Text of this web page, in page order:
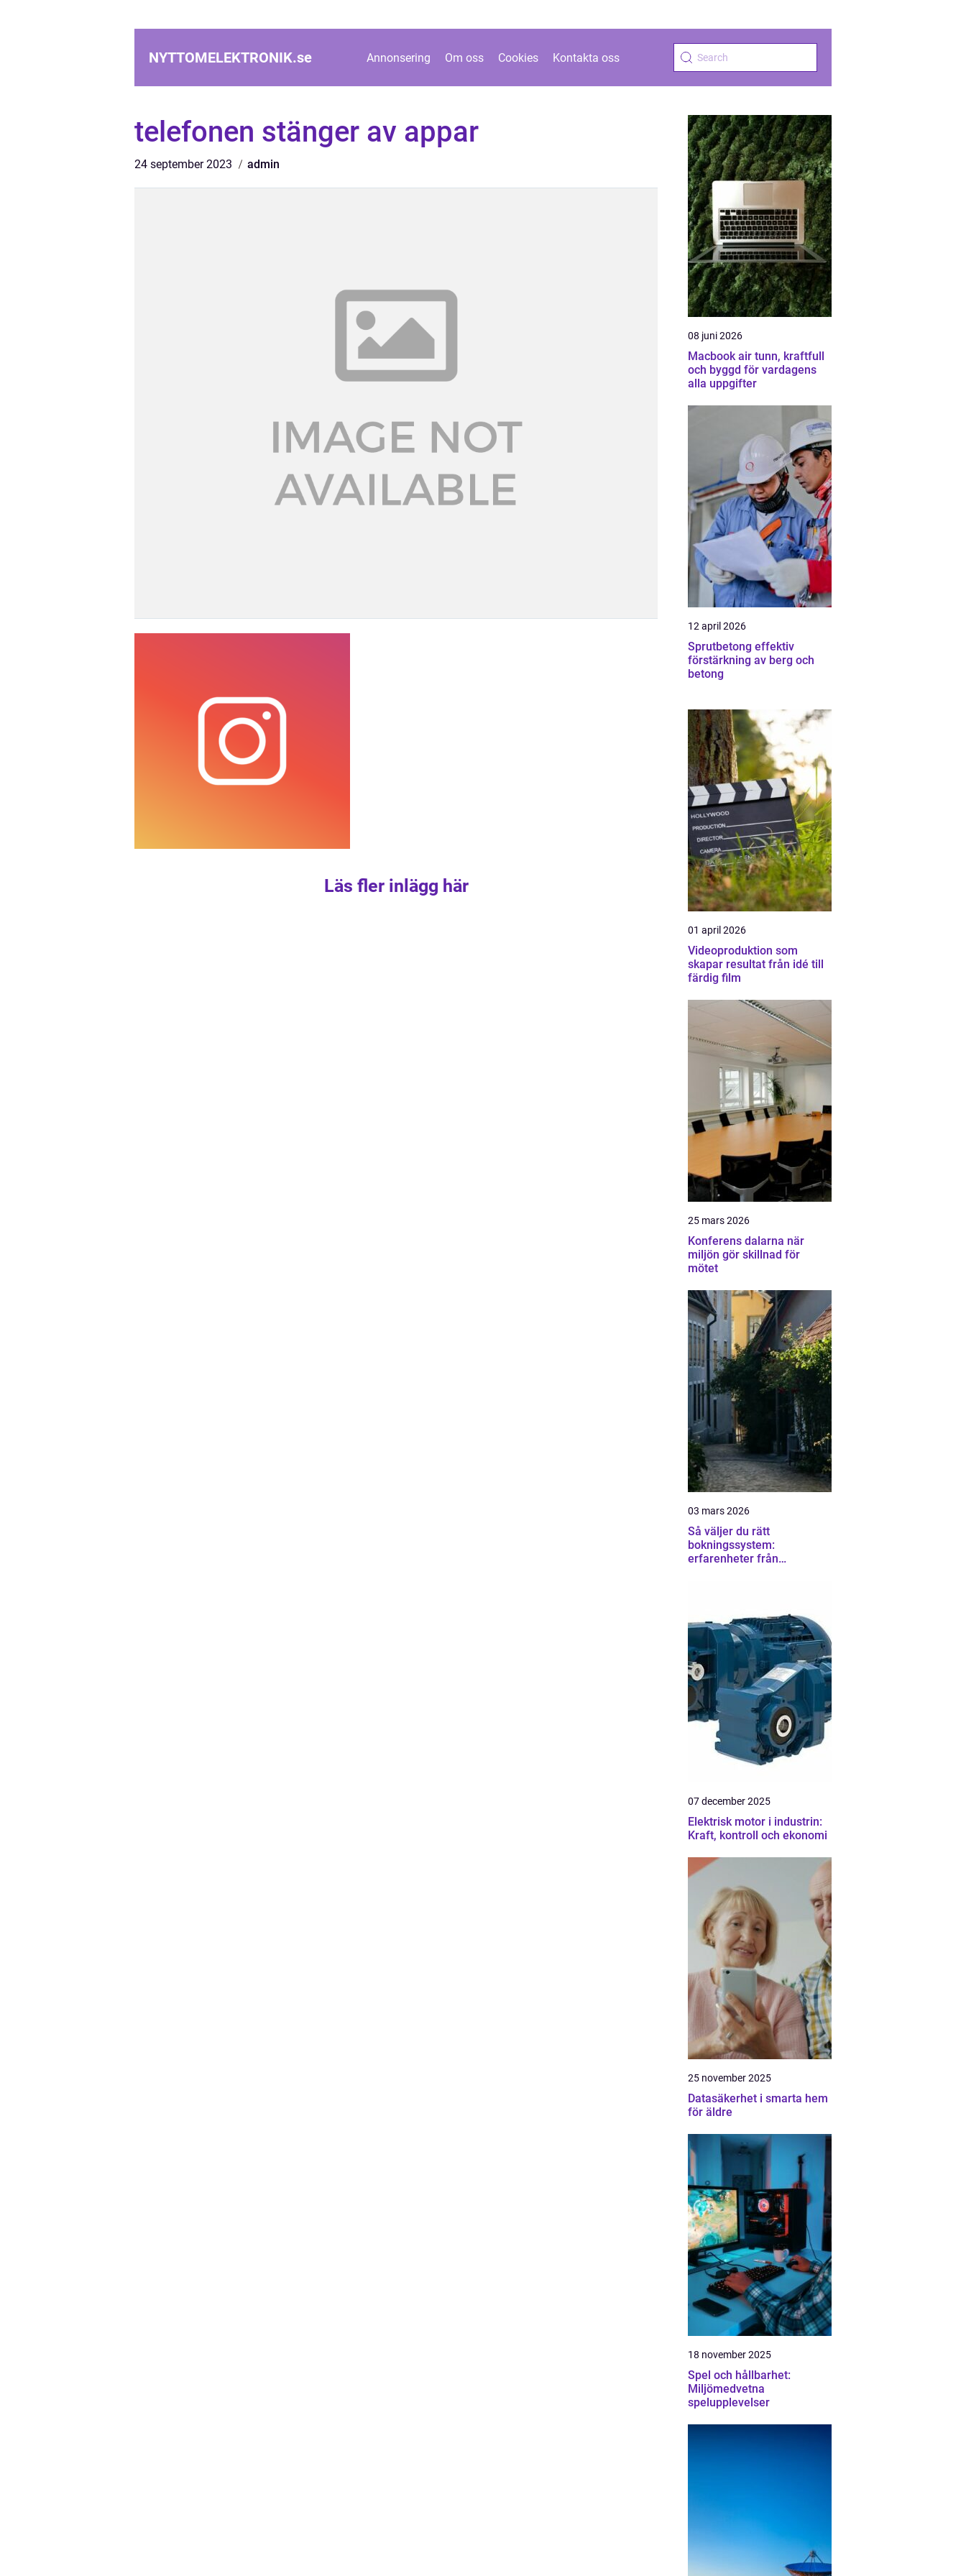
NYTTOMELEKTRONIK.se Annonsering Om oss Cookies Kontakta oss
telefonen stänger av appar
24 september 2023 admin
Läs fler inlägg här
08 juni 2026
Macbook air tunn, kraftfull
och byggd för vardagens
alla uppgifter
12 april 2026
Sprutbetong effektiv
förstärkning av berg och
betong
01 april 2026
Videoproduktion som
skapar resultat från idé till
färdig film
25 mars 2026
Konferens dalarna när
miljön gör skillnad för
mötet
03 mars 2026
Så väljer du rätt
bokningssystem:
erfarenheter från
07 december 2025
Elektrisk motor i industrin:
Kraft, kontroll och ekonomi
25 november 2025
Datasäkerhet i smarta hem
för äldre
18 november 2025
Spel och hållbarhet:
Miljömedvetna
spelupplevelser